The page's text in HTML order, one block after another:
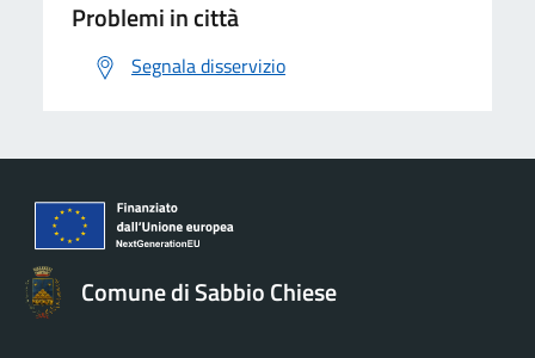
Problemi in città
Segnala disservizio
Comune di Sabbio Chiese